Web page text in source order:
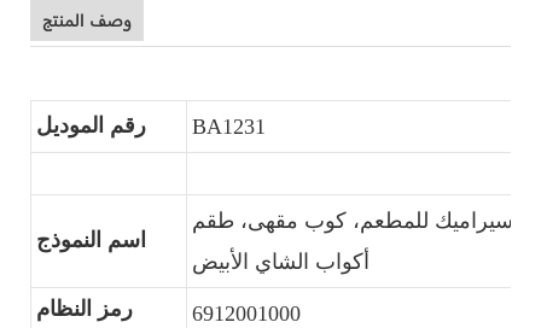
وصف المنتج
رقم الموديل BA1231
اسم النموذج
سيراميك للمطعم، كوب مقهى، طقم
أكواب الشاي الأبيض
رمز النظام
6912001000